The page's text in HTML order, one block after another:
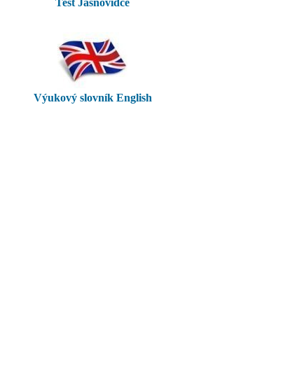
Test Jasnovidce
Výukový slovník English